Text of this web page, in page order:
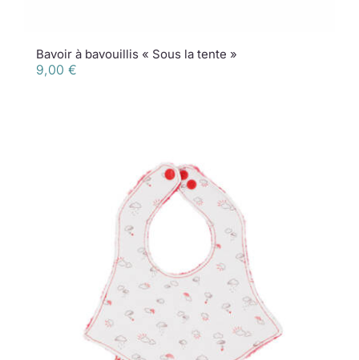
Bavoir à bavouillis « Sous la tente »
9,00 €